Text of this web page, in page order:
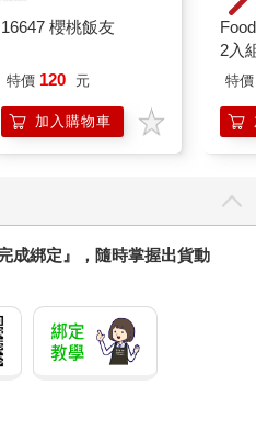
16647 櫻桃飯友
特價 120 元
加入購物車
2入
特價
成綁定』，隨時掌握出貨動